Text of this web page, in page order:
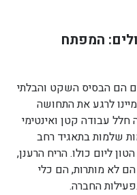
המפתח
הם הבסיס השקט והבלתי
לרגע את התחושה
עבודה קטן ואינטימי
שלמות בתאגיד רחב
ליום כולו. הריח הרענן,
לא מותרות, הם כלי
החברה.